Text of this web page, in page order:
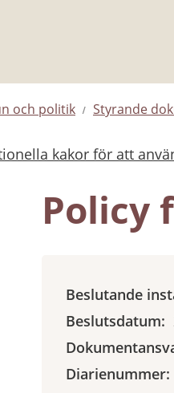
och politik Styrande
kakor för att
Policy
Beslutande
Beslutsdatum:
Diarienummer: